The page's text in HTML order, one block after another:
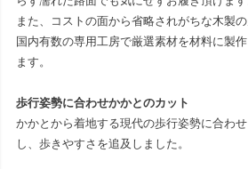
また、コストの面から省略されがちな木製
国内有数の専用工房で厳選素材を材料に製
ます。
歩行姿勢に合わせかかとのカット
かかとから着地する現代の歩行姿勢に合わ
し、歩きやすさを追及しました。